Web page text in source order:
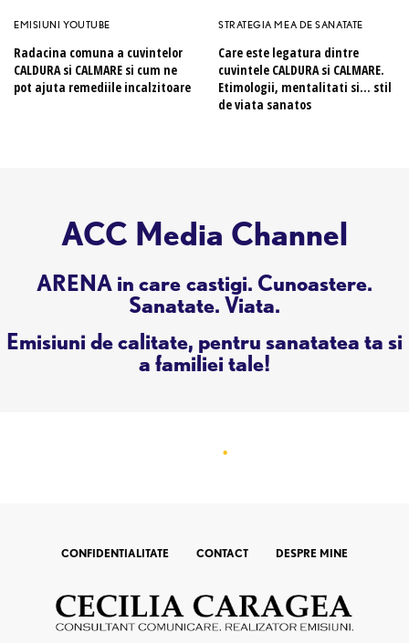
EMISIUNI YOUTUBE
Radacina comuna a cuvintelor
CALDURA si CALMARE si cum ne
pot ajuta remediile incalzitoare
STRATEGIA MEA DE SANATATE
Care este legatura dintre
cuvintele CALDURA si CALMARE.
Etimologii, mentalitati si… stil
de viata sanatos
ACC Media Channel
ARENA in care castigi. Cunoastere.
Sanatate. Viata.
Emisiuni de calitate, pentru sanatatea ta si
a familiei tale!
CONFIDENTIALITATE CONTACT DESPRE MINE